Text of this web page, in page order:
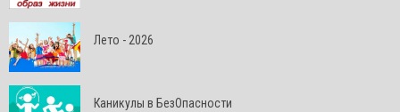
Лето - 2026
Каникулы в БезОпасности